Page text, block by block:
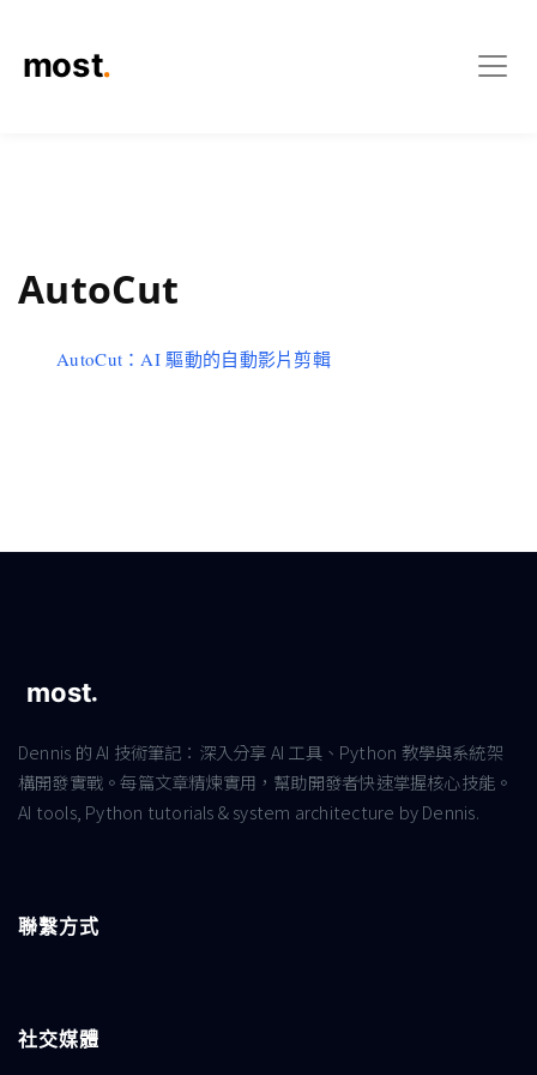
AutoCut
AutoCut：AI 驅動的自動影片剪輯
Dennis 的 AI 技術筆記：深入分享 AI 工具、Python 教學與系統架
構開發實戰。每篇文章精煉實用，幫助開發者快速掌握核心技能。
AI tools, Python tutorials & system architecture by Dennis.
聯繫方式
社交媒體